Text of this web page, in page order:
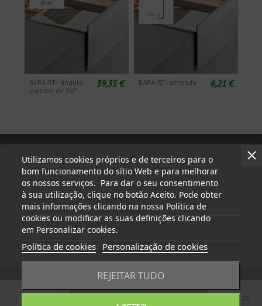
BARA-RT - ângulo
externo de 90°
39,35 € BARA-RT - emenda 6,21 €
Utilizamos cookies próprios e de terceiros para o
bom funcionamento do sítio Web e para melhorar
os nossos serviços. Para dar o seu consentimento
à sua utilização, clique no botão Aceito. Pode obter
mais informações clicando na nossa Política de
cookies ou modificar as suas definições clicando
em Personalizar cookies.
Política de cookies Personalização de cookies
REJEITAR TUDO
Informações
A minha conta
Contactar
Follow us